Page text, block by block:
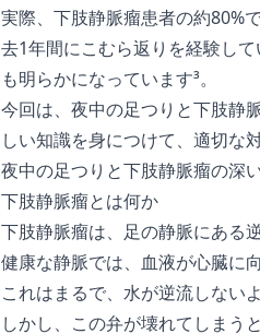
実際、下肢静脈瘤患者の約80%
去1年間にこむら返りを経験し
も明らかになっています³。
今回は、夜中の足つりと下肢静
しい知識を身につけて、適切な
夜中の足つりと下肢静脈瘤の深
下肢静脈瘤とは何か
下肢静脈瘤は、足の静脈にある
健康な静脈では、血液が心臓に
これはまるで、水が逆流しない
しかし、この弁が壊れてしまう